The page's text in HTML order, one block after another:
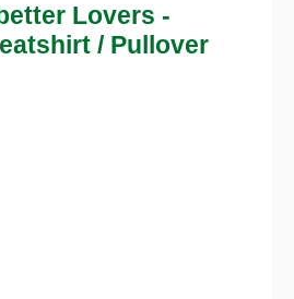
Lovers -
/ Pullover